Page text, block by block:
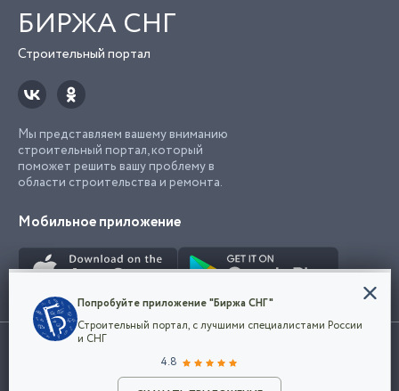
БИРЖА СНГ
Строительный портал
Мы представляем вашему вниманию
строительный портал, который
поможет решить вашу проблему в
области строительства и ремонта.
Мобильное приложение
Использование сайта, в том числе подача объявлений, означает
марки представленные на сайте являются собственностью их
Конфиденциальность
Мы используем файлы cookie, чтобы сделать
наш сайт удобным для каждого
Политикой конфиденциальности компании
Попробуйте приложение "Биржа СНГ"
Строительный портал, с лучшими специалистами России
и СНГ
4.8